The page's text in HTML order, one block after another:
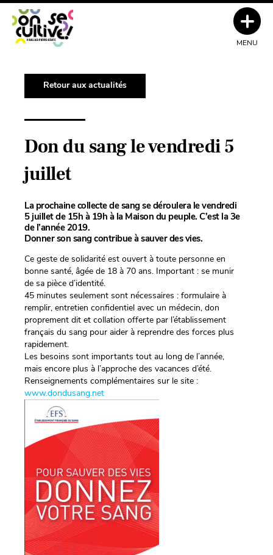
Retour aux actualités
Don du sang le vendredi 5
juillet
La prochaine collecte de sang se déroulera levendredi
5 juillet de 15h à 19h à la Maison du peuple. C’est la 3e
de l’année 2019.
Donner son sang contribue à sauver des vies.
Ce geste de solidarité est ouvert à toute personne en
bonne santé, âgée de 18 à 70 ans. Important : se munir
de sa pièce d’identité.
45 minutes seulement sont nécessaires : formulaire à
remplir, entretien confidentiel avec un médecin, don
proprement dit et collation offerte par l’établissement
français du sang pour aider à reprendre des forces plus
rapidement.
Les besoins sont importants tout au long de l’année,
mais encore plus à l’approche des vacances d’été.
Renseignements complémentaires sur le site :
www.dondusang.net
MENU